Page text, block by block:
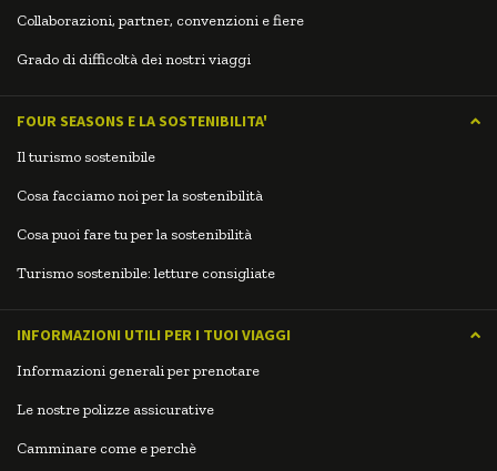
Collaborazioni, partner, convenzioni e fiere
Grado di difficoltà dei nostri viaggi
FOUR SEASONS E LA SOSTENIBILITA'
Il turismo sostenibile
Cosa facciamo noi per la sostenibilità
Cosa puoi fare tu per la sostenibilità
Turismo sostenibile: letture consigliate
INFORMAZIONI UTILI PER I TUOI VIAGGI
Informazioni generali per prenotare
Le nostre polizze assicurative
Camminare come e perchè